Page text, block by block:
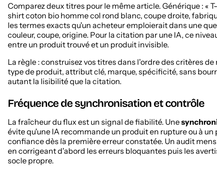
Comparez deux titres pour le même article. Générique : «
shirt coton bio homme col rond blanc, coupe droite,
les termes exacts qu'un acheteur emploierait dans une
couleur, coupe, origine. Pour la citation par une IA, ce
entre un produit trouvé et un produit invisible.
La règle : construisez vos titres dans l'ordre des critères
type de produit, attribut clé, marque, spécificité, sans
autant la lisibilité que la citation.
Fréquence de synchronisation et contrôle
La fraîcheur du flux est un signal de fiabilité. Une
évite qu'une IA recommande un produit en rupture ou à
confiance dès la première erreur constatée. Un audit
en corrigeant d'abord les erreurs bloquantes puis les
socle propre.